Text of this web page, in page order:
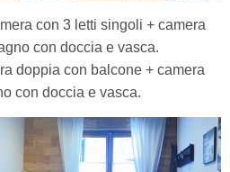
con 3 letti singoli + camera
con doccia e vasca.
doppia con balcone + camera
con doccia e vasca.